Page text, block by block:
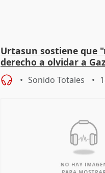
Urtasun sostiene que
derecho a olvidar a
genocidio"
Sonido Totales